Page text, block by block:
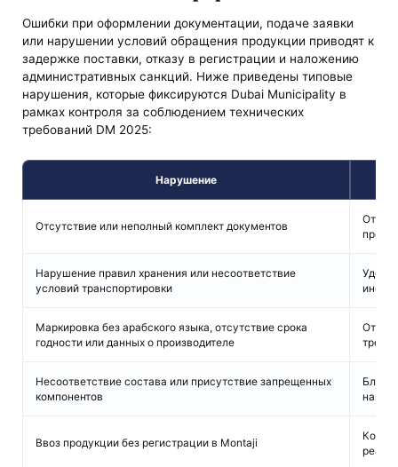
Ошибки при оформлении документации, подаче заявки
или нарушении условий обращения продукции приводят к
задержке поставки, отказу в регистрации и наложению
административных санкций. Ниже приведены типовые
нарушения, которые фиксируются Dubai Municipality в
рамках контроля за соблюдением технических
требований DM 2025:
Нарушение
Отсутствие или неполный комплект документов
Нарушение правил хранения или несоответствие
условий транспортировки
Маркировка без арабского языка, отсутствие срока
годности или данных о производителе
Отказ
Несоответствие состава или присутствие запрещенных
компонентов
Ввоз продукции без регистрации в Montaji